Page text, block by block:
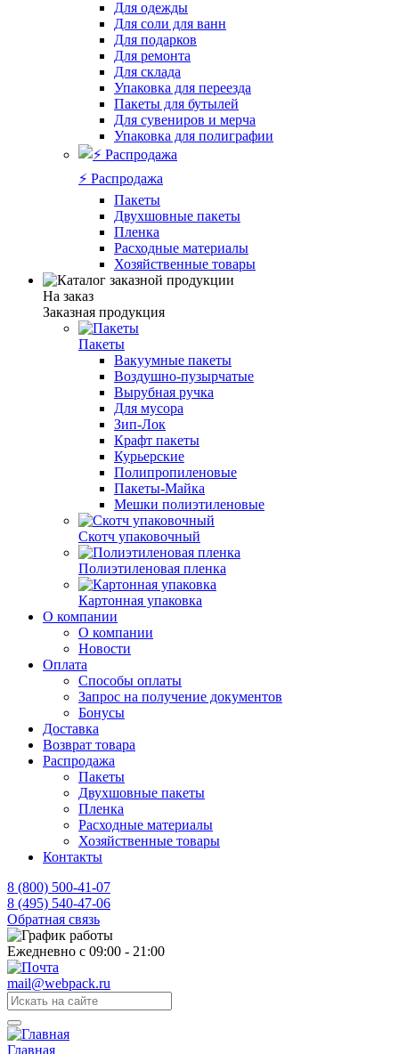
Для одежды
Для соли для ванн
Для подарков
Для ремонта
Для склада
Упаковка для переезда
Пакеты для бутылей
Для сувениров и мерча
Упаковка для полиграфии
⚡️ Распродажа
Пакеты
Двухшовные пакеты
Пленка
Расходные материалы
Хозяйственные товары
На заказ
Заказная продукция
Пакеты
Вакуумные пакеты
Воздушно-пузырчатые
Вырубная ручка
Для мусора
Зип-Лок
Крафт пакеты
Курьерские
Полипропиленовые
Пакеты-Майка
Мешки полиэтиленовые
Скотч упаковочный
Полиэтиленовая пленка
Картонная упаковка
О компании
О компании
Новости
Оплата
Способы оплаты
Запрос на получение документов
Бонусы
Доставка
Возврат товара
Распродажа
Пакеты
Двухшовные пакеты
Пленка
Расходные материалы
Хозяйственные товары
Контакты
8 (800) 500-41-07
8 (495) 540-47-06
Обратная связь
Ежедневно с 09:00 - 21:00
mail@webpack.ru
Главная